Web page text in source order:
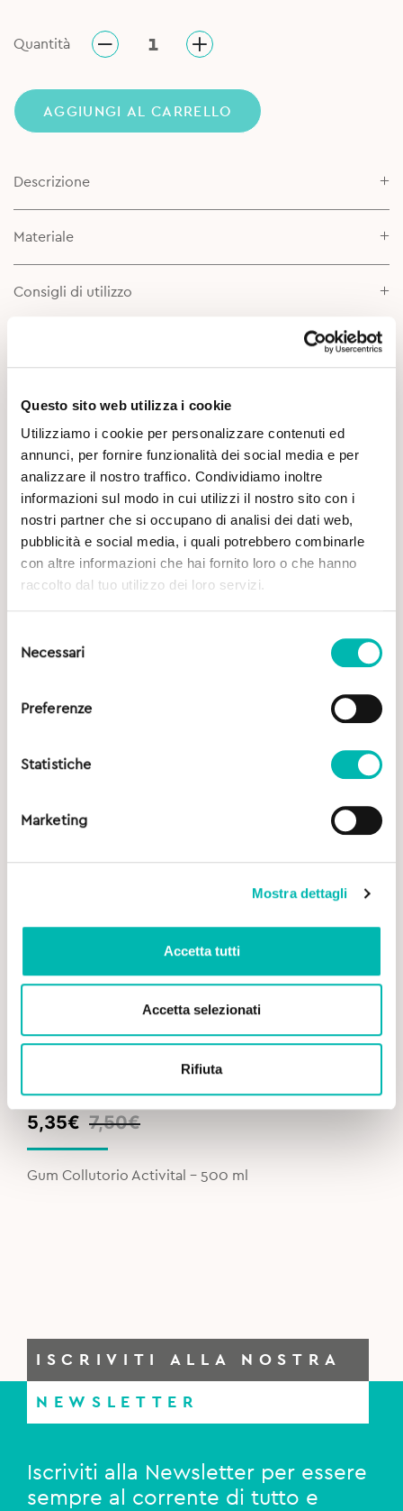
Questo sito web utilizza i cookie
Utilizziamo i cookie per personalizzare contenuti ed
annunci, per fornire funzionalità dei social media e per
analizzare il nostro traffico. Condividiamo inoltre
informazioni sul modo in cui utilizzi il nostro sito con i
nostri partner che si occupano di analisi dei dati web,
pubblicità e social media, i quali potrebbero combinarle
con altre informazioni che hai fornito loro o che hanno
raccolto dal tuo utilizzo dei loro servizi.
delNecessari
Preferenze
Statistiche
Marketing
Mostra dettagli
Accetta tutti
Accetta selezionati
Rifiuta
Quantità
AGGIUNGI AL CARRELLO
Descrizione
Materiale
Consigli di utilizzo
Approfondimenti
Potrebbe Interessarti
7,50€
Original
price
7,50€.
5,35€
Current
price
5,35€.
Gum Collutorio Activital – 500 ml
ISCRIVITI ALLA NOSTRA
NEWSLETTER
Iscriviti alla Newsletter per essere
sempre al corrente di tutto e